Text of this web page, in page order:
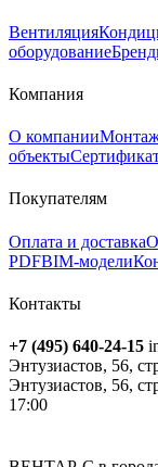
Вентиляция
оборудование
Компания
О компании
объекты
Покупателям
Оплата и доставка
PDFBIM-модели
Контакты
+7 (495) 640-24-15
Энтузиастов, 56,
Энтузиастов, 56,
17:00